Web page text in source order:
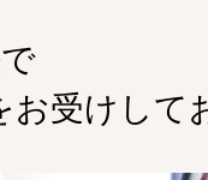
お受けして